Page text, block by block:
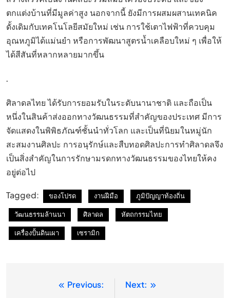
ตกแต่งบ้านที่มีมูลค่าสูง นอกจากนี้ ยังมีการผสมผสานเทคนิค
ดั้งเดิมกับเทคโนโลยีสมัยใหม่ เช่น การใช้เตาไฟฟ้าที่ควบคุม
อุณหภูมิได้แม่นยำ หรือการพัฒนาสูตรน้ำเคลือบใหม่ ๆ เพื่อให้
ได้สีสันที่หลากหลายมากขึ้น
.
ศิลาดลไทย ได้รับการยอมรับในระดับนานาชาติ และถือเป็น
หนึ่งในสินค้าส่งออกทางวัฒนธรรมที่สำคัญของประเทศ มีการ
จัดแสดงในพิพิธภัณฑ์ชั้นนำทั่วโลก และเป็นที่นิยมในหมู่นัก
สะสมงานศิลปะ การอนุรักษ์และสืบทอดศิลปะการทำศิลาดลจึง
เป็นสิ่งสำคัญในการรักษามรดกทางวัฒนธรรมของไทยให้คง
อยู่ต่อไป
Tagged: ของโปรด งานฝีมือ ภูมิปัญญาท้องถิ่น
วัฒนธรรมล้านนา ศิลาดล หัตถกรรมไทย
เครื่องปั้นดินเผา เซรามิก
แนะแนว
Previous:
Next: